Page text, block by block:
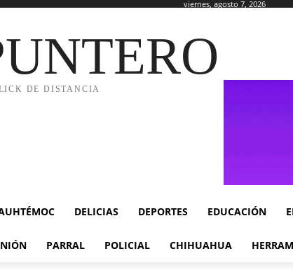
viernes, agosto 7, 2026
DE DISTANCIA
DELICIAS DEPORTES EDUCACIÓN
PARRAL POLICIAL CHIHUAHUA